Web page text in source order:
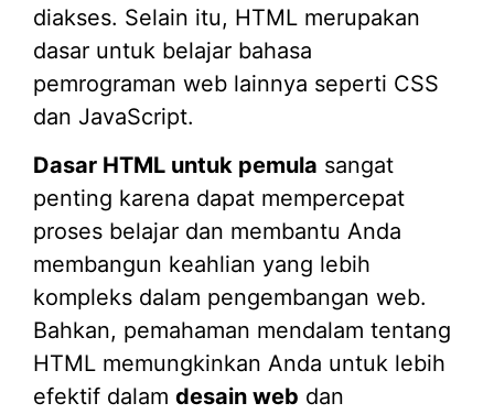
diakses. Selain itu, HTML merupakan
dasar untuk belajar bahasa
pemrograman web lainnya seperti CSS
dan JavaScript.
Dasar HTML untuk pemula sangat
penting karena dapat mempercepat
proses belajar dan membantu Anda
membangun keahlian yang lebih
kompleks dalam pengembangan web.
Bahkan, pemahaman mendalam tentang
HTML memungkinkan Anda untuk lebih
efektif dalam desain web dan